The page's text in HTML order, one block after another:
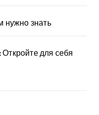
нужно знать
для себя